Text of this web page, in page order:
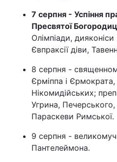
7 серпня - Успіння
Пресвятої
Олімпіади, дияконіси
Євпраксії діви,
8 серпня -
Єрміппа і Єрмократа,
Нікомидійських;
Угрина,
Параскеви Римської.
9 серпня -
Пантелеймона.